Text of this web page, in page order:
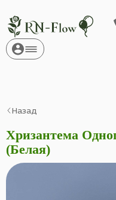
Назад
Хризантема
(Белая)